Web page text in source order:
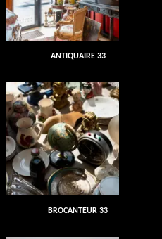
ANTIQUAIRE 33
BROCANTEUR 33